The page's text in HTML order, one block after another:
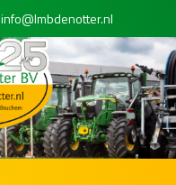
info@lmbdenotter.nl